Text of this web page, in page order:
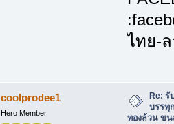
ไทย-ล
coolprodee1
Hero Member
Re: รั
บรรทุ
ทองล้วน ขน